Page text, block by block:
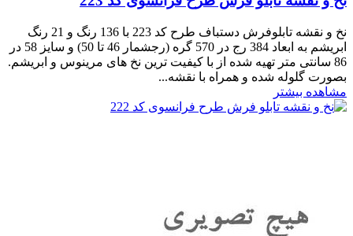
نخ و نقشه تابلوفرش دستباف طرح کد 223 با 136 رنگ و 21 رنگ
ابریشم به ابعاد 384 رج در 570 گره (رجشمار 46 تا 50) و سایز 58 در
86 سانتی متر تهیه شده از با کیفیت ترین نخ های مرینوس و ابریشم.
بصورت گلوله شده و همراه با نقشه...
مشاهده بیشتر